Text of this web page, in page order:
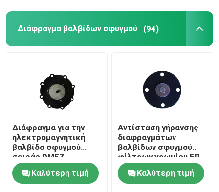
Διάφραγμα βαλβίδων σφυγμού (94)
Διάφραγμα για την
ηλεκτρομαγνητική
βαλβίδα σφυγμού
σειράς DMFZ
Καλύτερη τιμή
Αντίσταση γήρανσης
διαφραγμάτων
βαλβίδων σφυγμού
φίλτρων χρωμίου FR
Καλύτερη τιμή